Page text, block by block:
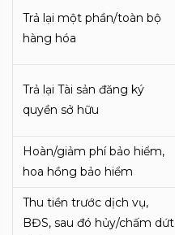
Trả lại một phần/toàn bộ
hàng hóa
Trả lại Tài sản đăng ký
quyền sở hữu
Hoàn/giảm phí bảo hiểm,
hoa hồng bảo hiểm
Thu tiền trước dịch vụ,
BĐS, sau đó hủy/chấm dứt